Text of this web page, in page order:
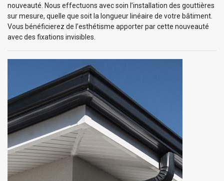
nouveauté. Nous effectuons avec soin l’installation des gouttières
sur mesure, quelle que soit la longueur linéaire de votre bâtiment.
Vous bénéficierez de l’esthétisme apporter par cette nouveauté
avec des fixations invisibles.